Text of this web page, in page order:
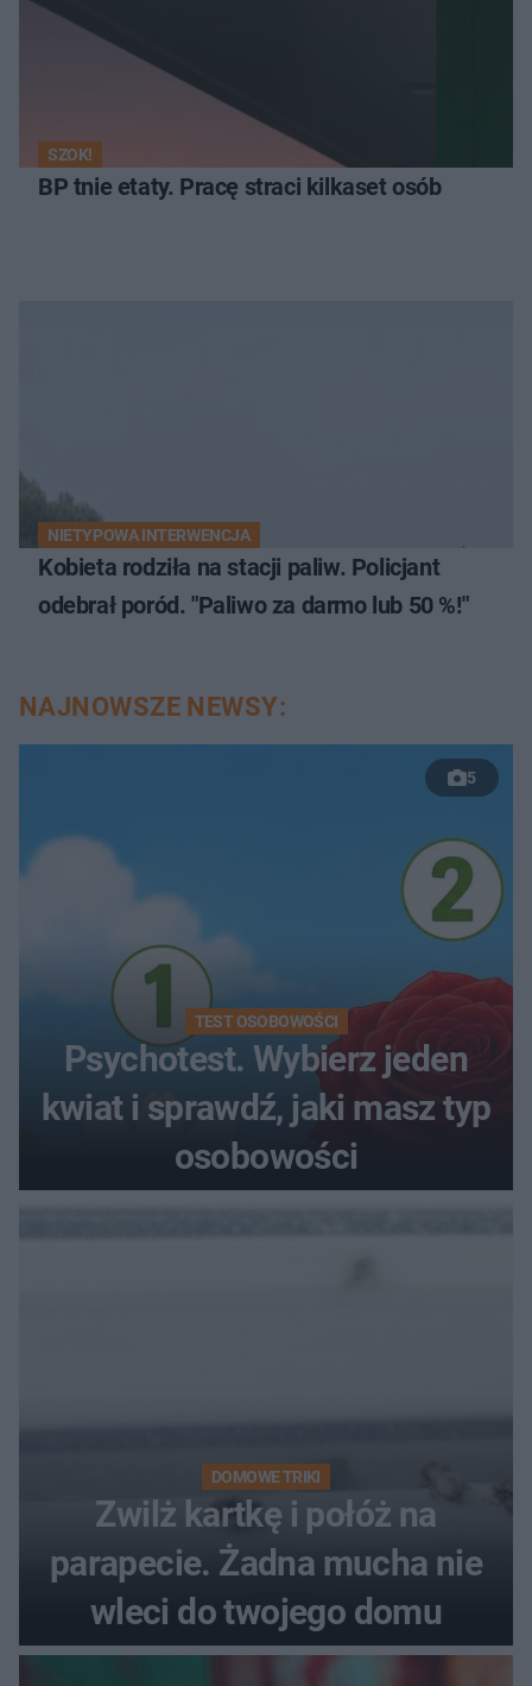
SZOK!
BP tnie etaty. Pracę straci kilkaset osób
NIETYPOWA INTERWENCJA
Kobieta rodziła na stacji paliw. Policjant
odebrał poród. "Paliwo za darmo lub 50 %!"
NAJNOWSZE NEWSY:
5
TEST OSOBOWOŚCI
Psychotest. Wybierz jeden
kwiat i sprawdź, jaki masz typ
osobowości
DOMOWE TRIKI
Zwilż kartkę i połóż na
parapecie. Żadna mucha nie
wleci do twojego domu